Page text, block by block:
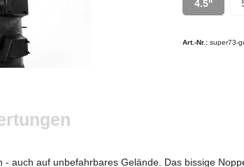
4.5''
Art.-Nr.: super73-
auch auf unbefahrbares Gelände. Das bissige